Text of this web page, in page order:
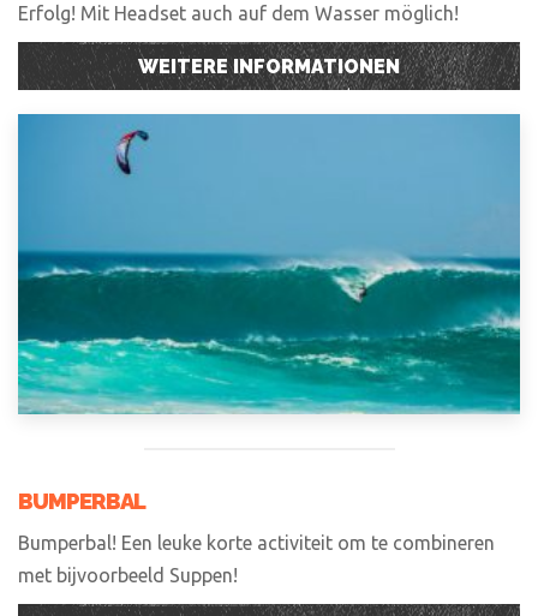
Erfolg! Mit Headset auch auf dem Wasser möglich!
WEITERE INFORMATIONEN
BUMPERBAL
Bumperbal! Een leuke korte activiteit om te combineren
met bijvoorbeeld Suppen!